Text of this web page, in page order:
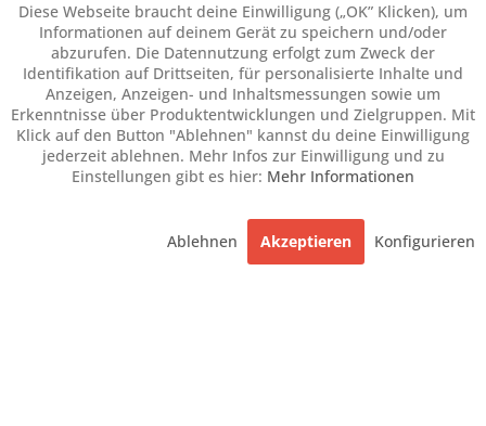
Alle häufigen Fragen Stoffmuster & Ledermuster
Kontakt
Händler werden
Zahlungsarten
Versand und Selbstabholung
AGB
Impressum
* Alle
Preise inkl. gesetzl. Mehrwertsteuer zzgl.
Logistikkosten für
Versand oder Selbstabholungsowie ggf. Nachnahmegebühren,
soweit nicht anders beschrieben. Durchgestrichene Preise sind
ehemalige Preise.
Copyright © 2025 Sofas.de
Diese Webseite braucht deine Einwilligung („OK” Klicken), um
Informationen auf deinem Gerät zu speichern und/oder
abzurufen. Die Datennutzung erfolgt zum Zweck der
Identifikation auf Drittseiten, für personalisierte Inhalte und
Anzeigen, Anzeigen- und Inhaltsmessungen sowie um
Erkenntnisse über Produktentwicklungen und Zielgruppen. Mit
Klick auf den Button "Ablehnen" kannst du deine Einwilligung
jederzeit ablehnen. Mehr Infos zur Einwilligung und zu
Einstellungen gibt es hier: Mehr Informationen
Ablehnen Akzeptieren Konfigurieren